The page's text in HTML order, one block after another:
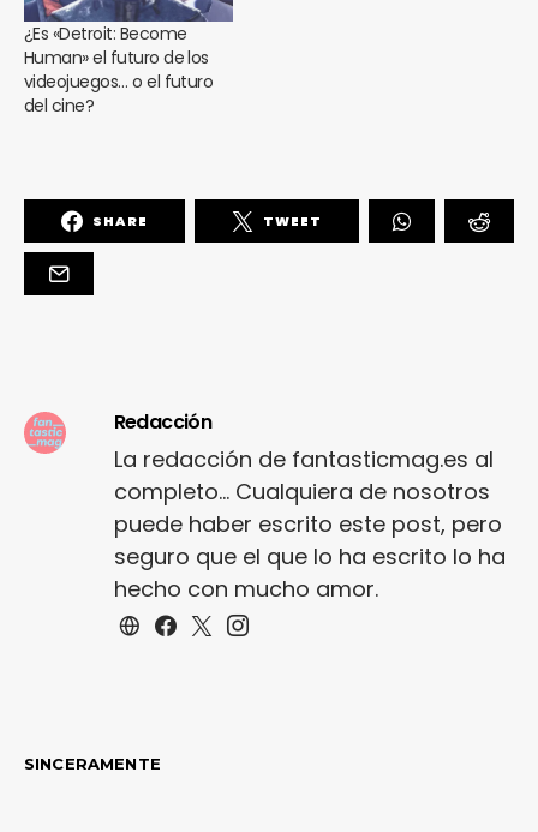
¿Es «Detroit: Become
Human» el futuro de los
videojuegos… o el futuro
del cine?
SHARE TWEET
Redacción
La redacción de fantasticmag.es al
completo... Cualquiera de nosotros
puede haber escrito este post, pero
seguro que el que lo ha escrito lo ha
hecho con mucho amor.
SINCERAMENTE